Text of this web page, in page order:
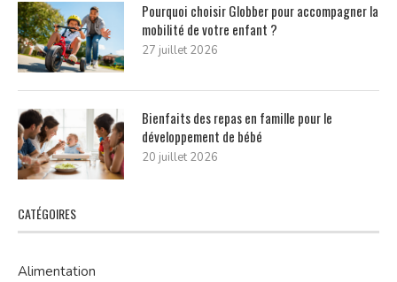
Pourquoi choisir Globber pour accompagner la
mobilité de votre enfant ?
27 juillet 2026
Bienfaits des repas en famille pour le
développement de bébé
20 juillet 2026
CATÉGOIRES
Alimentation